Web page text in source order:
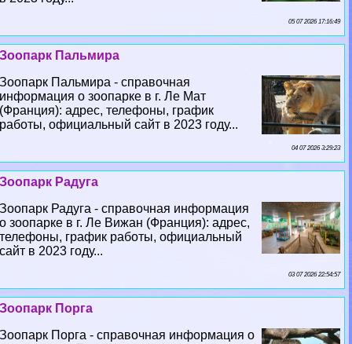
05 07 2026 17:16:49
Зоопарк Пальмира
Зоопарк Пальмира - справочная
информация о зоопарке в г. Ле Мат
(Франция): адрес, телефоны, график
работы, официальный сайт в 2023 году...
04 07 2026 3:29:23
Зоопарк Радуга
Зоопарк Радуга - справочная информация
о зоопарке в г. Ле Вижан (Франция): адрес,
телефоны, график работы, официальный
сайт в 2023 году...
03 07 2026 22:54:57
Зоопарк Порга
Зоопарк Порга - справочная информация о